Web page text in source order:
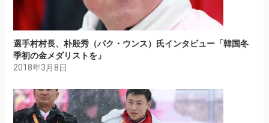
選手村村長、朴殷秀（パク・ウンス）氏インタビュー「韓国冬
季初の金メダリストを」
2018年3月8日